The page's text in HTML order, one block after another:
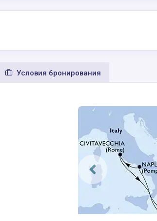
Условия бронирования